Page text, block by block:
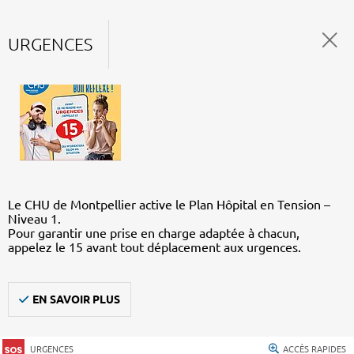
URGENCES
Le CHU de Montpellier active le Plan Hôpital en Tension –
Niveau 1.
Pour garantir une prise en charge adaptée à chacun,
appelez le 15 avant tout déplacement aux urgences.
EN SAVOIR PLUS
URGENCES ACCÈS RAPIDES